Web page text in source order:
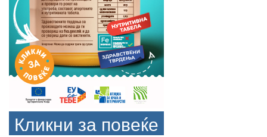
Кликни за повеќе